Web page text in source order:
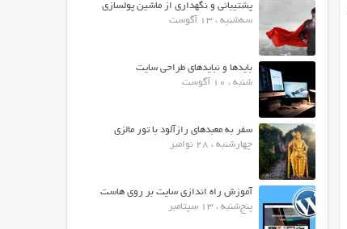
پشتیبانی و نگهداری از ماشین پولسازی
سه‌شنبه ، 13 آگوست
بایدها و نبایدهای طراحی سایت
شنبه ، 10 آگوست
سفر به معبدهای رازآلود با تور مالزی
چهارشنبه ، 28 نوامبر
آموزش راه اندازی سایت بر روی هاست
پنج‌شنبه ، 13 سپتامبر